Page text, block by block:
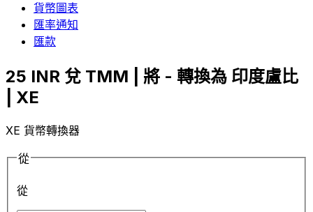
貨幣圖表
匯率通知
匯款
25 INR 兌 TMM | 將 - 轉換為 印度盧比
| XE
XE 貨幣轉換器
從
從